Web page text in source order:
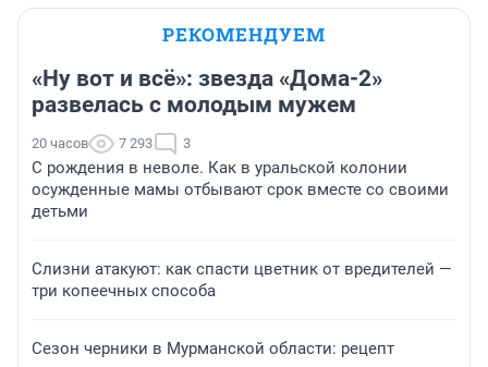
РЕКОМЕНДУЕМ
«Ну вот и всё»: звезда «Дома-2»
развелась с молодым мужем
20 часов 7 293 3
С рождения в неволе. Как в уральской колонии
осужденные мамы отбывают срок вместе со своими
детьми
Слизни атакуют: как спасти цветник от вредителей —
три копеечных способа
Сезон черники в Мурманской области: рецепт